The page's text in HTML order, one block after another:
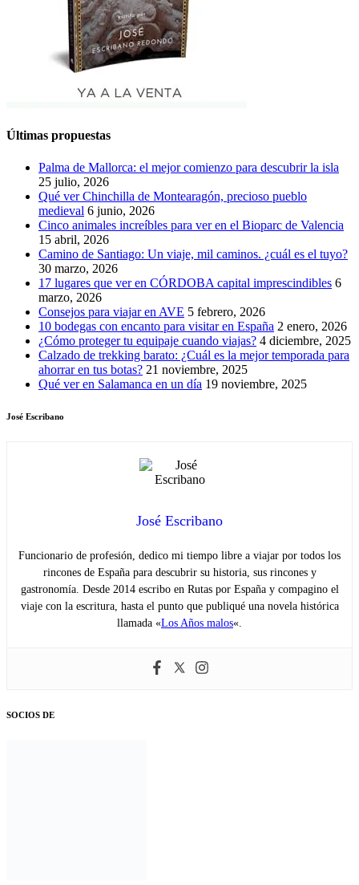
Últimas propuestas
Palma de Mallorca: el mejor comienzo para descubrir la isla
25 julio, 2026
Qué ver Chinchilla de Montearagón, precioso pueblo
medieval 6 junio, 2026
Cinco animales increíbles para ver en el Bioparc de Valencia
15 abril, 2026
Camino de Santiago: Un viaje, mil caminos. ¿cuál es el tuyo?
30 marzo, 2026
17 lugares que ver en CÓRDOBA capital imprescindibles 6
marzo, 2026
Consejos para viajar en AVE 5 febrero, 2026
10 bodegas con encanto para visitar en España 2 enero, 2026
¿Cómo proteger tu equipaje cuando viajas? 4 diciembre, 2025
Calzado de trekking barato: ¿Cuál es la mejor temporada para
ahorrar en tus botas? 21 noviembre, 2025
Qué ver en Salamanca en un día 19 noviembre, 2025
José Escribano
José Escribano
Funcionario de profesión, dedico mi tiempo libre a viajar por todos los
rincones de España para descubrir su historia, sus rincones y
gastronomía. Desde 2014 escribo en Rutas por España y compagino el
viaje con la escritura, hasta el punto que publiqué una novela histórica
llamada «Los Años malos«.
SOCIOS DE